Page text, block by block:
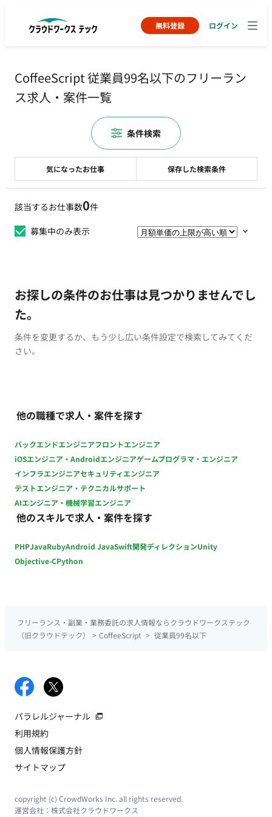
無料登録 ログイン
CoffeeScript 従業員99名以下のフリーラン
ス求人・案件一覧
該当するお仕事数0件
募集中のみ表示
お探しの条件のお仕事は見つかりませんでし
た。
条件を変更するか、もう少し広い条件設定で検索してみてくだ
さい。
他の職種で求人・案件を探す
バックエンドエンジニアフロントエンジニア
iOSエンジニア・Androidエンジニアゲームプログラマ・エンジニア
インフラエンジニアセキュリティエンジニア
テストエンジニア・テクニカルサポート
AIエンジニア・機械学習エンジニア
他のスキルで求人・案件を探す
PHPJavaRubyAndroid JavaSwift開発ディレクションUnity
Objective-CPython
気になったお仕事 保存した検索条件
条件検索
フリーランス・副業・業務委託の求人情報ならクラウドワークステック
（旧クラウドテック）
> CoffeeScript > 従業員99名以下
パラレルジャーナル
利用規約
個人情報保護方針
サイトマップ
copyright (c) CrowdWorks Inc. all rights reserved.
運営会社： 株式会社クラウドワークス